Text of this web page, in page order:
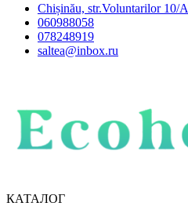
Chișinău, str.Voluntarilor 10/A
060988058
078248919
saltea@inbox.ru
КАТАЛОГ